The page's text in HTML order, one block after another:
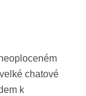
chatové
k